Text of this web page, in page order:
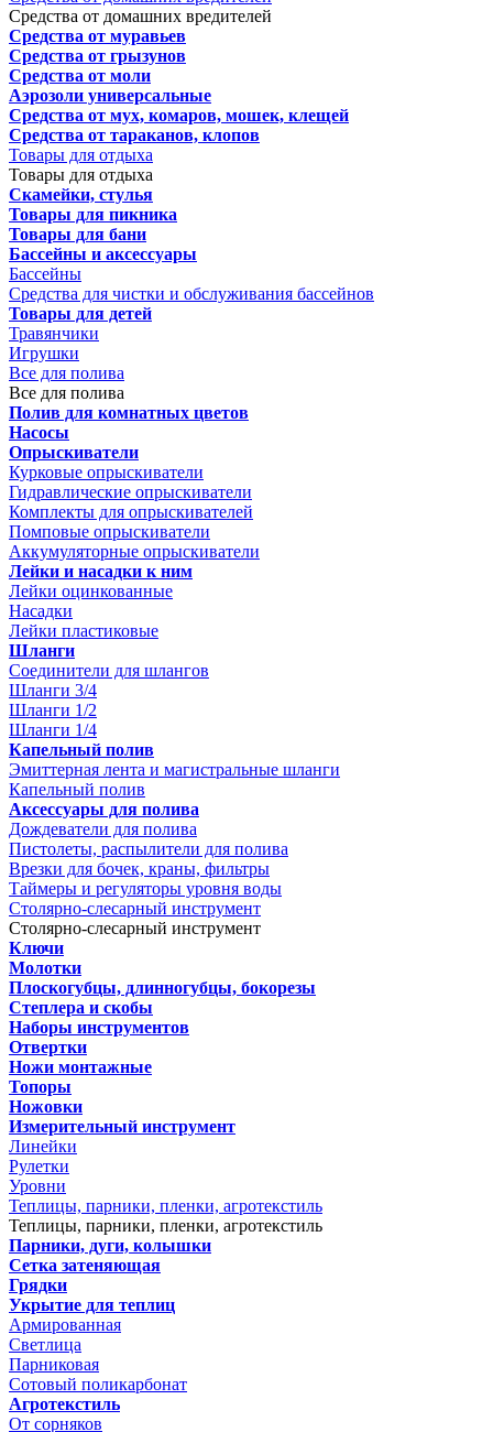
Средства от домашних вредителей
Средства от муравьев
Средства от грызунов
Средства от моли
Аэрозоли универсальные
Средства от мух, комаров, мошек, клещей
Средства от тараканов, клопов
Товары для отдыха
Товары для отдыха
Скамейки, стулья
Товары для пикника
Товары для бани
Бассейны и аксессуары
Бассейны
Средства для чистки и обслуживания бассейнов
Товары для детей
Травянчики
Игрушки
Все для полива
Все для полива
Полив для комнатных цветов
Насосы
Опрыскиватели
Курковые опрыскиватели
Гидравлические опрыскиватели
Комплекты для опрыскивателей
Помповые опрыскиватели
Аккумуляторные опрыскиватели
Лейки и насадки к ним
Лейки оцинкованные
Насадки
Лейки пластиковые
Шланги
Соединители для шлангов
Шланги 3/4
Шланги 1/2
Шланги 1/4
Капельный полив
Эмиттерная лента и магистральные шланги
Капельный полив
Аксессуары для полива
Дождеватели для полива
Пистолеты, распылители для полива
Врезки для бочек, краны, фильтры
Таймеры и регуляторы уровня воды
Столярно-слесарный инструмент
Столярно-слесарный инструмент
Ключи
Молотки
Плоскогубцы, длинногубцы, бокорезы
Степлера и скобы
Наборы инструментов
Отвертки
Ножи монтажные
Топоры
Ножовки
Измерительный инструмент
Линейки
Рулетки
Уровни
Теплицы, парники, пленки, агротекстиль
Теплицы, парники, пленки, агротекстиль
Парники, дуги, колышки
Сетка затеняющая
Грядки
Укрытие для теплиц
Армированная
Светлица
Парниковая
Сотовый поликарбонат
Агротекстиль
От сорняков